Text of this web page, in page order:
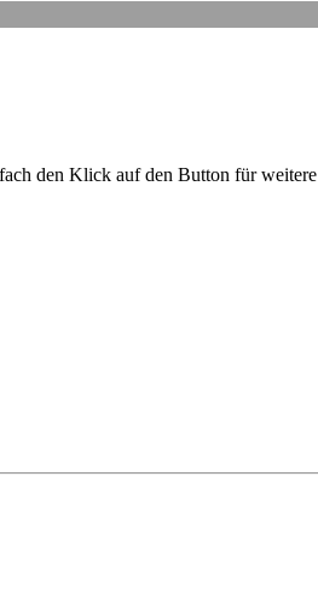
den Klick auf den Button für weitere